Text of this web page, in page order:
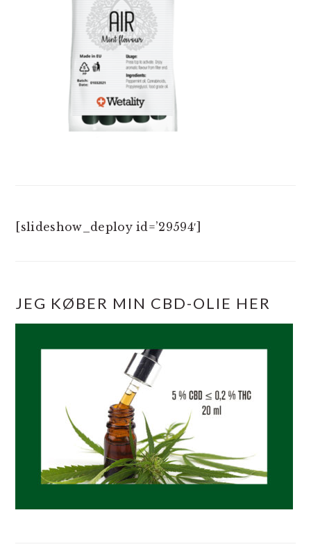
[slideshow_deploy id=’29594′]
JEG KØBER MIN CBD-OLIE HER